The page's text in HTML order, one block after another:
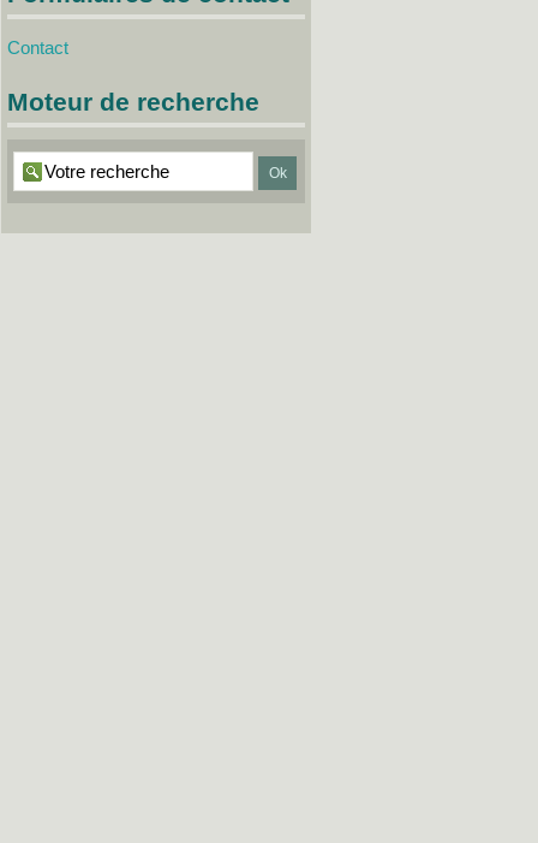
Contact
Moteur de recherche